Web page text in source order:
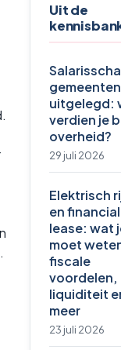
Uit de
gemeenten
uitgelegd:
verdien je
overheid?
29 juli 2026
Elektrisch
en financial
lease: wat
moet
fiscale
voordelen,
liquiditeit
meer
23 juli 2026